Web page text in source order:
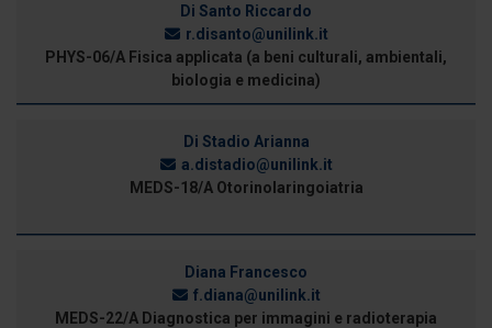
Di Santo Riccardo
r.disanto@unilink.it
PHYS-06/A Fisica applicata (a beni culturali, ambientali,
biologia e medicina)
Di Stadio Arianna
a.distadio@unilink.it
MEDS-18/A Otorinolaringoiatria
Diana Francesco
f.diana@unilink.it
MEDS-22/A Diagnostica per immagini e radioterapia